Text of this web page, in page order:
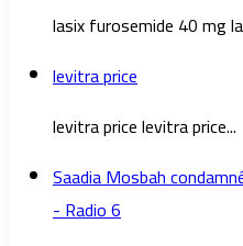
lasix furosemide 40 mg
levitra price
levitra price levitra price...
Saadia Mosbah
- Radio 6